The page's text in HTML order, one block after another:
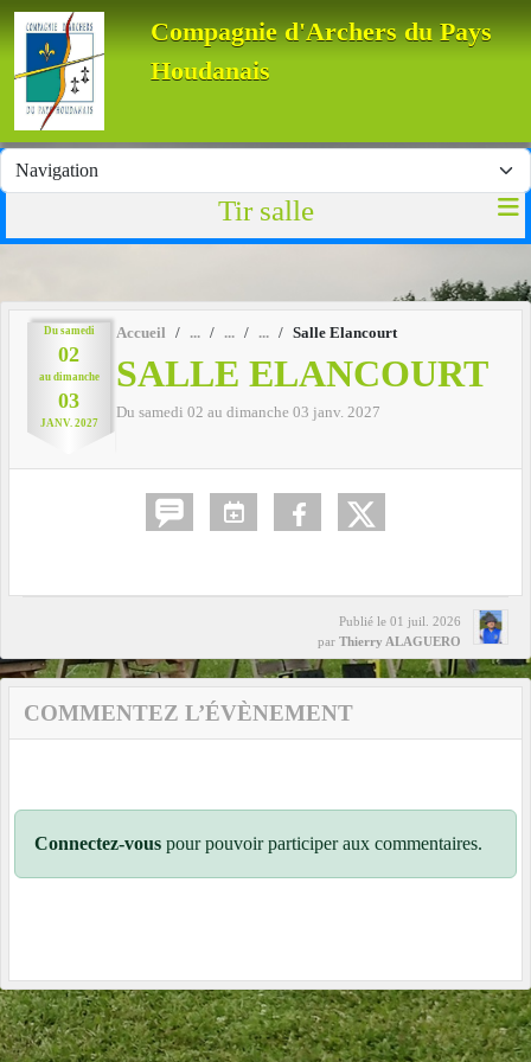
Compagnie d'Archers du Pays
Houdanais
Tir salle
Du samedi
02
au dimanche
03
JANV. 2027
Accueil Salle Elancourt
SALLE ELANCOURT
Du samedi 02 au dimanche 03 janv. 2027
Publié le 01 juil. 2026
par Thierry ALAGUERO
COMMENTEZ L’ÉVÈNEMENT
Connectez-vous pour pouvoir participer aux commentaires.
Panneau de gestion des cookies